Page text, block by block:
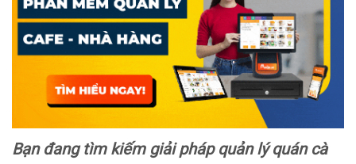
Bạn đang tìm kiếm giải pháp quản lý quán cà